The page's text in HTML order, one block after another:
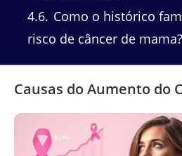
4.6 Como o histórico
risco de câncer de mama?
Causas do Aumento do